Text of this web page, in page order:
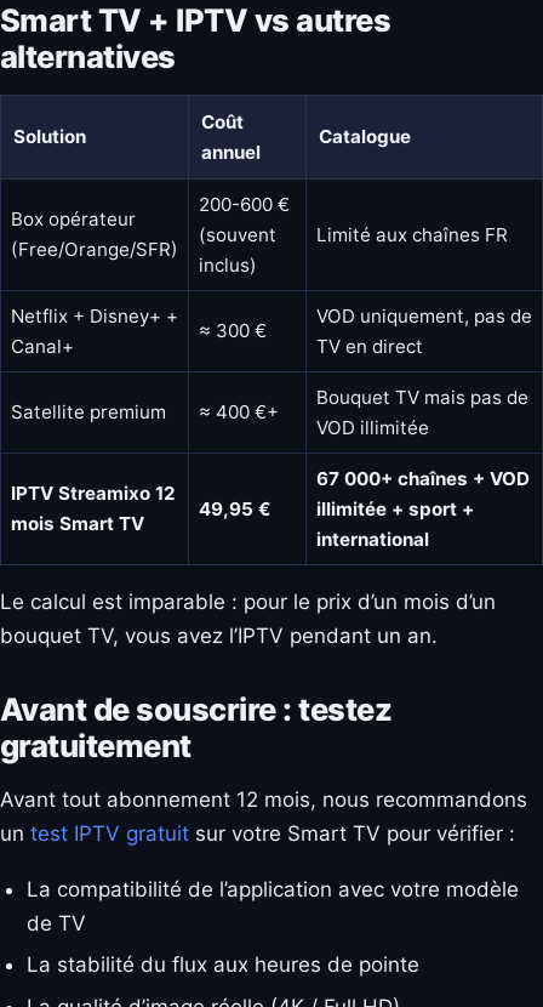
Smart TV + IPTV vs autres
alternatives
Solution
Coût
annuel
Catalogue
Box opérateur
(Free/Orange/SFR)
200-600 €
(souvent
inclus)
Limité aux chaînes FR
Netflix + Disney+ +
Canal+
≈ 300 €
VOD uniquement, pas de
TV en direct
Satellite premium ≈ 400 €+
Bouquet TV mais pas de
VOD illimitée
IPTV Streamixo 12
mois Smart TV
49,95 €
67 000+ chaînes + VOD
illimitée + sport +
international
Le calcul est imparable : pour le prix d’un mois d’un
bouquet TV, vous avez l’IPTV pendant un an.
Avant de souscrire : testez
gratuitement
Avant tout abonnement 12 mois, nous recommandons
un test IPTV gratuit sur votre Smart TV pour vérifier :
La compatibilité de l’application avec votre modèle
de TV
La stabilité du flux aux heures de pointe